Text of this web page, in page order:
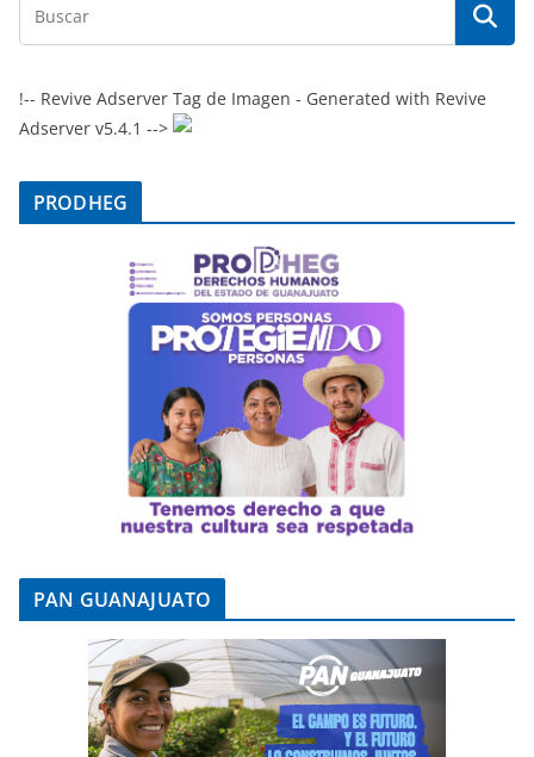
!-- Revive Adserver Tag de Imagen - Generated with Revive
Adserver v5.4.1 -->
PRODHEG
PAN GUANAJUATO